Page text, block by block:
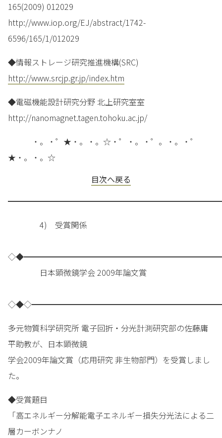
165(2009) 012029
http://www.iop.org/EJ/abstract/1742-
6596/165/1/012029
◆情報ストレージ研究推進機構(SRC)
http://www.srcjp.gr.jp/index.htm
◆電磁機能設計研究分野 北上研究室室
http://nanomagnet.tagen.tohoku.ac.jp/
・。・゜★・。・。☆・゜・。・゜。・。・゜
★・。・。☆
目次へ戻る
4) 受賞関係
日本顕微鏡学会 2009年論文賞
多元物質科学研究所 電子回折・分光計測研究部の佐藤庸
平助教が、日本顕微鏡
学会2009年論文賞（応用研究 非生物部門）を受賞しまし
た。
◆受賞題目
「高エネルギー分解能電子エネルギー損失分光法による二
層カーボンナノ